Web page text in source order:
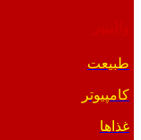
طبیعت
کامپیوتر
غذاها